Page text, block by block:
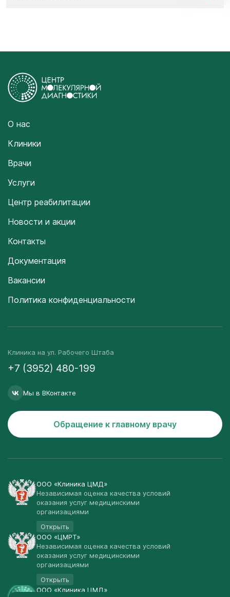
О нас
Клиники
Врачи
Услуги
Центр реабилитации
Новости и акции
Контакты
Документация
Вакансии
Политика конфиденциальности
Клиника на ул. Рабочего Штаба
+7 (3952) 480-199
Мы в ВКонтакте
Обращение к главному врачу
ООО «Клиника ЦМД»
Независимая оценка качества условий
оказания услуг медицинскими
организациями
Открыть
ООО «ЦМРТ»
Независимая оценка качества условий
оказания услуг медицинскими
организациями
Открыть
ООО «Клиника ЦМД»